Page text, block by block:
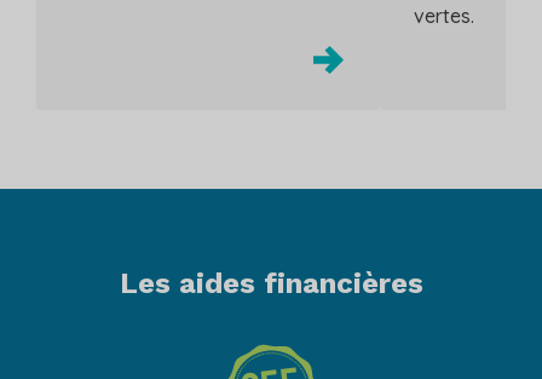
vertes.
Les aides financières